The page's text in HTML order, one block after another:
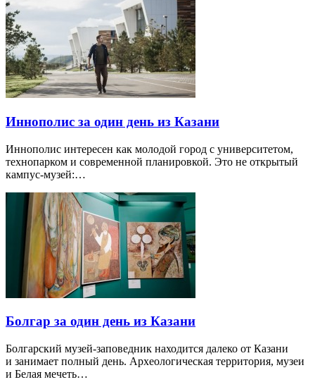
Иннополис за один день из Казани
Иннополис интересен как молодой город с университетом,
технопарком и современной планировкой. Это не открытый
кампус-музей:…
Болгар за один день из Казани
Болгарский музей-заповедник находится далеко от Казани
и занимает полный день. Археологическая территория, музеи
и Белая мечеть…